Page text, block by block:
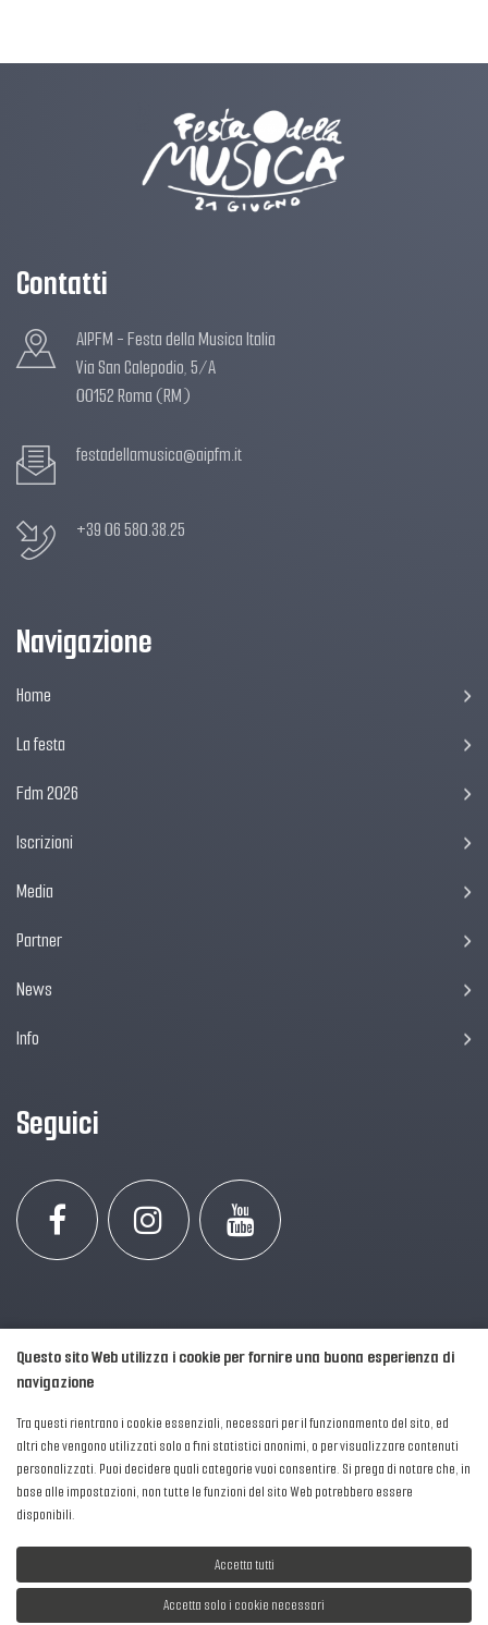
Contatti
AIPFM - Festa della Musica Italia
Via San Calepodio, 5/A
00152 Roma (RM)
festadellamusica@aipfm.it
+39 06 580.38.25
Navigazione
Home
La festa
Fdm 2026
Iscrizioni
Media
Partner
News
Info
Seguici
2016-2026 © AIPFM - Festa della Musica Italia Tutti i Diritti Riservati.
Privacy Policy
| Cookies
Questo sito Web utilizza i cookie per fornire una buona esperienza di
navigazione
Tra questi rientrano i cookie essenziali, necessari per il funzionamento del sito, ed
altri che vengono utilizzati solo a fini statistici anonimi, o per visualizzare contenuti
personalizzati. Puoi decidere quali categorie vuoi consentire. Si prega di notare che, in
base alle impostazioni, non tutte le funzioni del sito Web potrebbero essere
disponibili.
Accetta tutti
Accetta solo i cookie necessari